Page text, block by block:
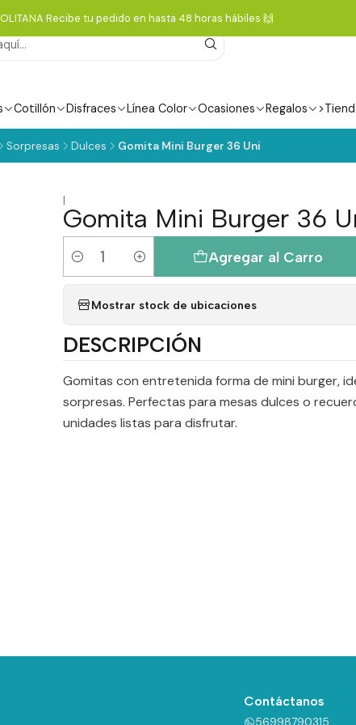
Cotillón Disfraces Línea Color Ocasiones Regalos
Recibe tu pedido en hasta 48 horas hábiles 🙌
Sorpresas Dulces Gomita Mini Burger 36 Uni
|
Gomita Mini Burger 36
Cantidad
Agregar al Carro
Mostrar stock de ubicaciones
DESCRIPCIÓN
Gomitas con entretenida forma de mini burger,
sorpresas. Perfectas para mesas dulces o
unidades listas para disfrutar.
Contáctanos
56998790315